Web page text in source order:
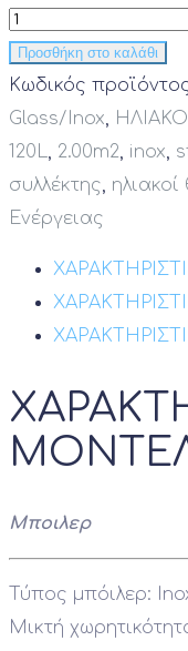
Προσθήκη στο καλάθι
Κωδικός
Glass/Inox,
120L, 2.00m2, inox,
συλλέκτης,
Ενέργειας
Μποιλερ
Τύπος μπόιλερ:
Μικτή